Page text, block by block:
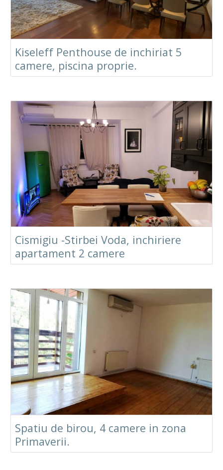
Kiseleff Penthouse de inchiriat 5
camere, piscina proprie.
Cismigiu -Stirbei Voda, inchiriere
apartament 2 camere
Spatiu de birou, 4 camere in zona
Primaverii.